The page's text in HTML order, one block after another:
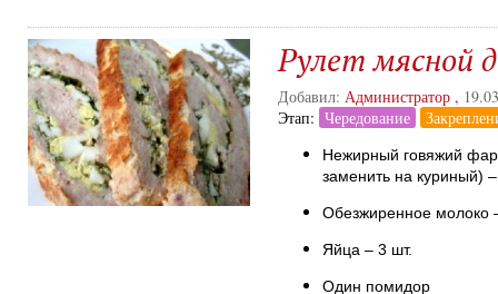
Рулет мясной
Добавил: Администратор ,
Этап: Чередование
Нежирный говяжий
заменить на куриный)
Обезжиренное молоко
Яйца – 3 шт.
Один помидор